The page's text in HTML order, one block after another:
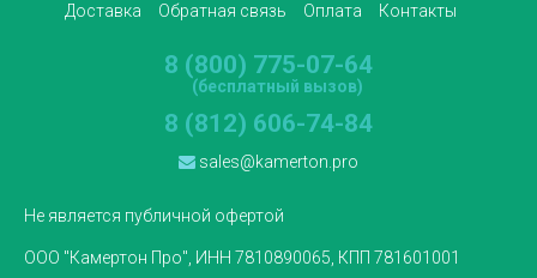
Доставка Обратная связь Оплата Контакты
8 (800) 775-07-64
(бесплатный вызов)
8 (812) 606-74-84
sales@kamerton.pro
Не является публичной офертой
ООО "Камертон Про", ИНН 7810890065, КПП 781601001